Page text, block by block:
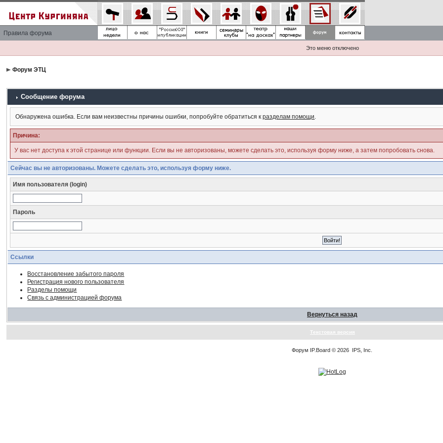
Правила форума
Это меню отключено
Форум ЭТЦ
Сообщение форума
Обнаружена ошибка. Если вам неизвестны причины ошибки, попробуйте обратиться кразделам помощи.
Причина:
У вас нет доступа к этой странице или функции. Если вы не авторизованы, можете сделать это, используя форму ниже, а затем попробовать снова.
Сейчас вы не авторизованы. Можете сделать это, используя форму ниже.
Имя пользователя (login)
Пароль
Ссылки
Восстановление забытого пароля
Регистрация нового пользователя
Разделы помощи
Связь с администрацией форума
Вернуться назад
Текстовая версия
Форум IP.Board © 2026 IPS, Inc